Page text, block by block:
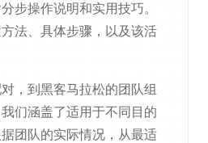
步操作说明和实用技巧。
法、具体步骤，以及该活
，到黑客马拉松的团队组
们涵盖了适用于不同目的
团队的实际情况，从最适